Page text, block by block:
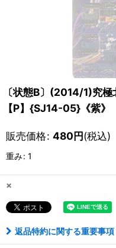
〔状態B〕(2014/1)究
【P】{SJ14-05}《紫》
販売価格: 480円(税込)
重み: 1
×
返品特約に関する重要事項